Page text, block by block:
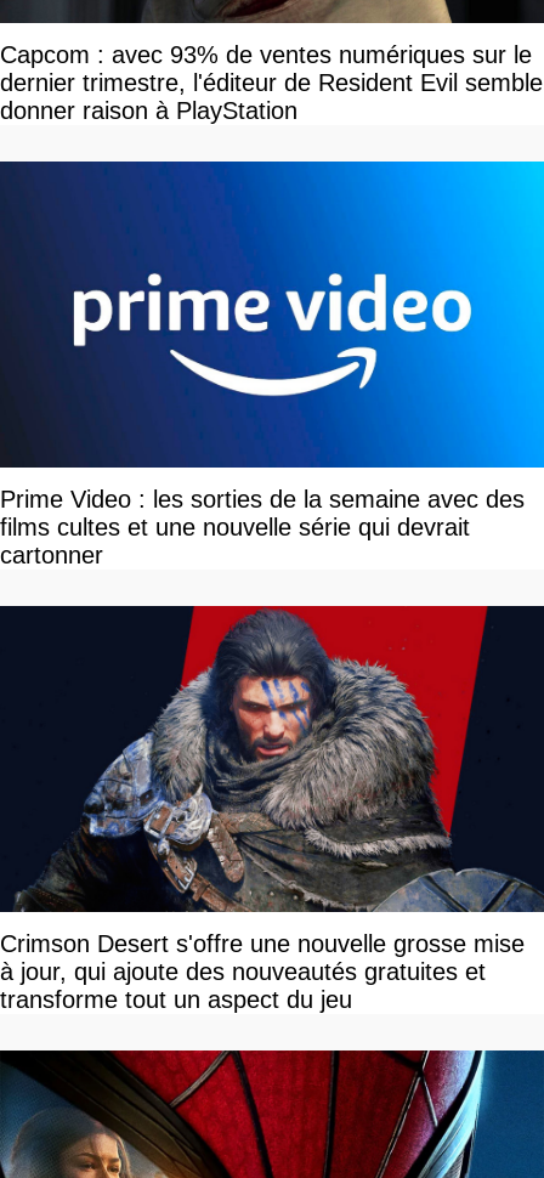
Capcom : avec 93% de ventes numériques sur le
dernier trimestre, l'éditeur de Resident Evil semble
donner raison à PlayStation
Prime Video : les sorties de la semaine avec des
films cultes et une nouvelle série qui devrait
cartonner
Crimson Desert s'offre une nouvelle grosse mise
à jour, qui ajoute des nouveautés gratuites et
transforme tout un aspect du jeu